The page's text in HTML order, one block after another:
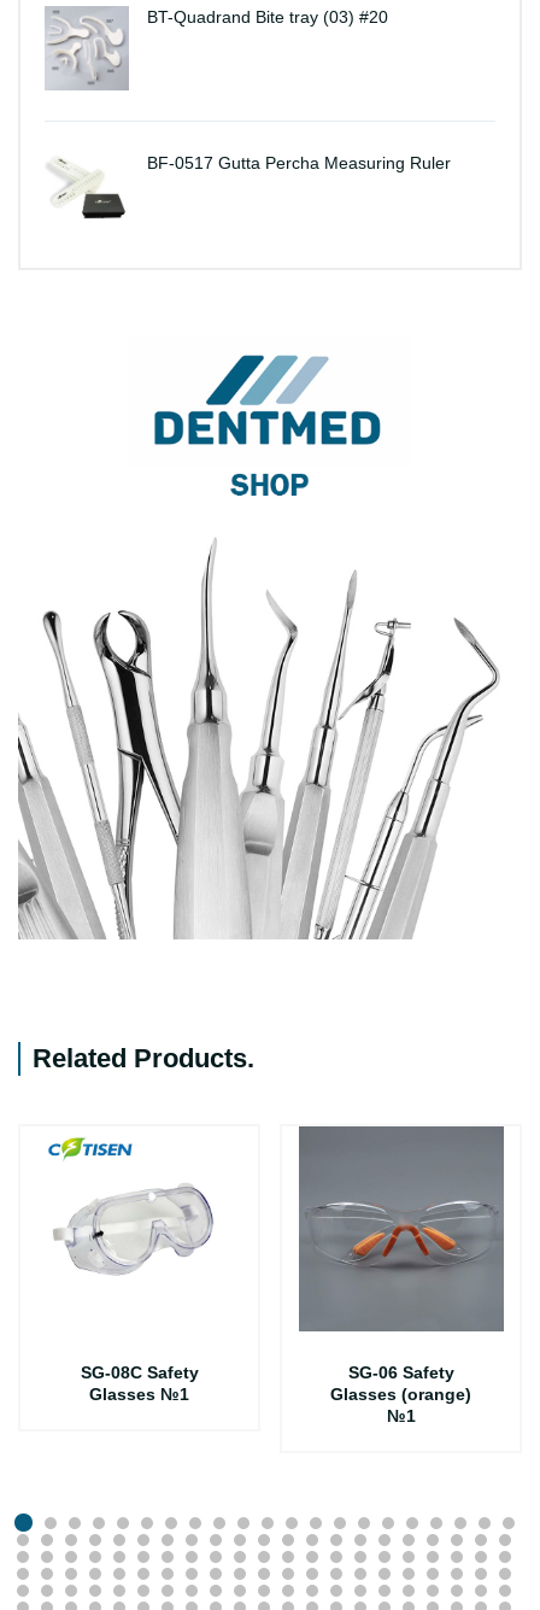
BT-Quadrand Bite tray (03) #20
BF-0517 Gutta Percha Measuring Ruler
Related Products.
SG-08C Safety
Glasses №1
SG-06 Safety
Glasses (orange)
№1